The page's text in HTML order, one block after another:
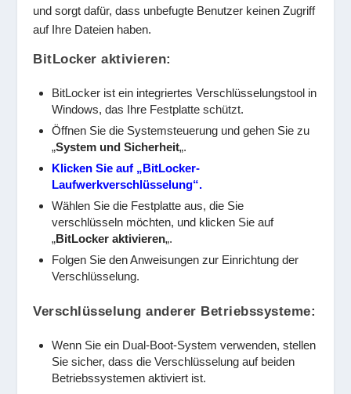
und sorgt dafür, dass unbefugte Benutzer keinen Zugriff
auf Ihre Dateien haben.
BitLocker aktivieren:
BitLocker ist ein integriertes Verschlüsselungstool in
Windows, das Ihre Festplatte schützt.
Öffnen Sie die Systemsteuerung und gehen Sie zu
„System und Sicherheit„.
Klicken Sie auf „BitLocker-
Laufwerkverschlüsselung“.
Wählen Sie die Festplatte aus, die Sie
verschlüsseln möchten, und klicken Sie auf
„BitLocker aktivieren„.
Folgen Sie den Anweisungen zur Einrichtung der
Verschlüsselung.
Verschlüsselung anderer Betriebssysteme:
Wenn Sie ein Dual-Boot-System verwenden, stellen
Sie sicher, dass die Verschlüsselung auf beiden
Betriebssystemen aktiviert ist.